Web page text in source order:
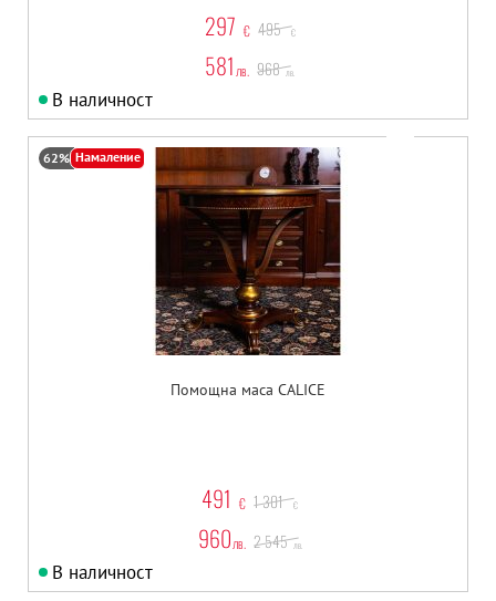
297 € 495 €
581 лв. 968 лв.
В наличност
62% Намаление
Помощна маса CALICE
491 € 1 301 €
960лв. 2 545 лв.
В наличност